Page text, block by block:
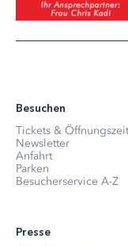
Besuchen
Tickets &
Newsletter
Anfahrt
Parken
Besucherservice A-Z
Presse